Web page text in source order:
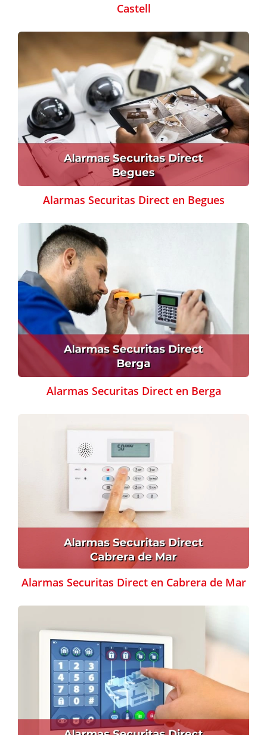
Castell
Alarmas Securitas Direct en Begues
Alarmas Securitas Direct en Berga
Alarmas Securitas Direct en Cabrera de Mar